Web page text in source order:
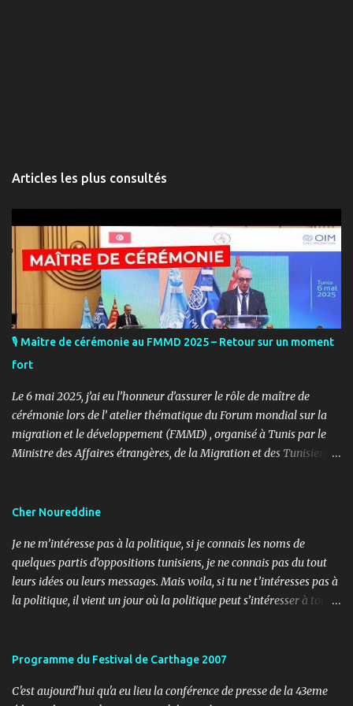
Articles les plus consultés
🎙️ Maître de cérémonie au FMMD 2025 – Retour sur un moment
fort
Le 6 mai 2025, j’ai eu l’honneur d’assurer le rôle de maître de
cérémonie lors de l’ atelier thématique du Forum mondial sur la
migration et le développement (FMMD) , organisé à Tunis par le
Ministre des Affaires étrangères, de la Migration et des Tunisiens à
niveau a rassemblé des diplomates, des experts de la diaspora, des
civile autour d’un objectif commun : renforcer le rôle stratégique
de la diaspora dans le développement durable, l’investissement et
la coopération internationale. 🎤 Mon rôle : donner le rythme,
porter la voix du dialogue En tant que maître de cérémonie, mon
moments d’ouverture, d’échanges et de clôture. Ce fut une expéri...
Cher Noureddine
Je ne m’intéresse pas à la politique, si je connais les noms de
quelques partis d’oppositions tunisiens, je ne connais pas du tout
leurs idées ou leurs messages. Mais voila, si tu ne t’intéresses pas à
la politique, il vient un jour où la politique peut s’intéresser à toi…
Ouatane ». Après informations, il s’agit de l’organe officiel d’un
non pas de l’article, mais du sujet (3 pages), c’est les adorateurs de
Programme du Festival de Carthage 2007
C'est aujourd'hui qu'a eu lieu la conférence de presse de la 43eme